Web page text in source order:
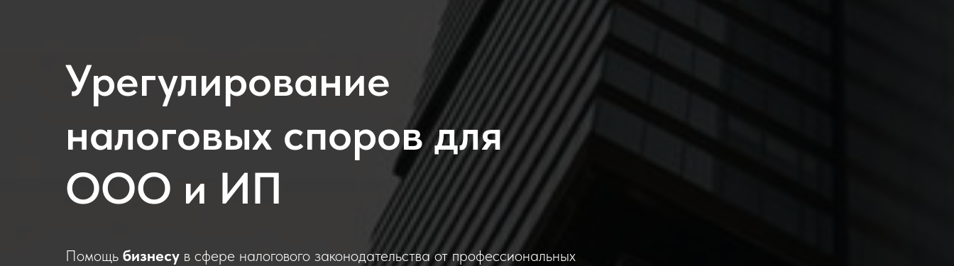
Урегулирование
налоговых споров для
ООО и ИП
Помощь бизнесу в сфере налогового законодательства от профессиональных